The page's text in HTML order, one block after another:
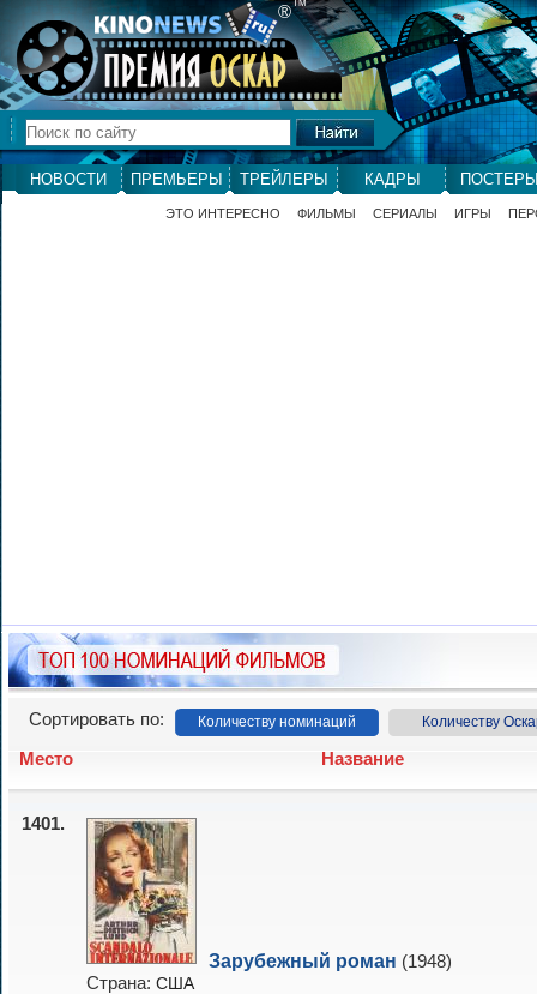
®ТМ
НОВОСТИ ПРЕМЬЕРЫ ТРЕЙЛЕРЫ КАДРЫ
ЭТО ИНТЕРЕСНО ФИЛЬМЫ СЕРИАЛЫ ИГРЫ
Сортировать по: Количеству номинаций Количеству
Место Название
1401.
Зарубежный роман (1948)
Страна: США